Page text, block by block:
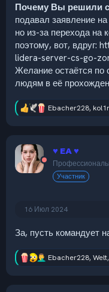
Почему Вы решили
подавал заявление
но из-за перехода на
поэтому, вот, вдруг:
lidera-server-cs-go-
Желание остаётся по
людям в её
Р
ц
и
и
Ebacher228,
♥ EA ♥
Участник
16 Июл 2024
За, пусть командует
Р
Ebacher228,Welt,